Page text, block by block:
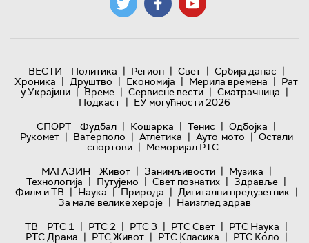
ВЕСТИ Политика | Регион | Свет | Србија данас |
Хроника | Друштво | Економија | Мерила времена | Рат
у Украјини | Време | Сервисне вести | Сматрачница |
Подкаст | ЕУ могућности 2026
СПОРТ
Фудбал | Кошарка | Тенис | Одбојка |
Рукомет | Ватерполо | Атлетика | Ауто-мото | Остали
спортови | Меморијал РТС
МАГАЗИН
Живот | Занимљивости | Музика |
Технологијa | Путујемо | Свет познатих | Здравље |
Филм и ТВ | Наука | Природа | Дигитални предузетник |
За мале велике хероје | Наизглед здрав
ТВ
РТС 1 | РТС 2 | РТС 3 | РТС Свет | РТС Наука |
РТС Драма | РТС Живот | РТС Класика | РТС Коло |